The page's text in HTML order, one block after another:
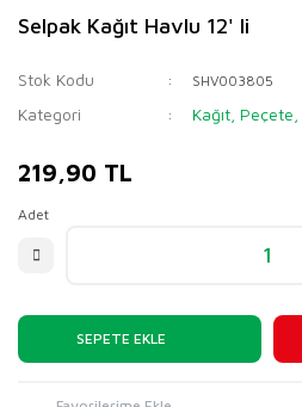
Selpak Kağıt Havlu 12' li
Stok Kodu SHV003805
Kategori Kağıt,
219,90 TL
Adet
SEPETE EKLE